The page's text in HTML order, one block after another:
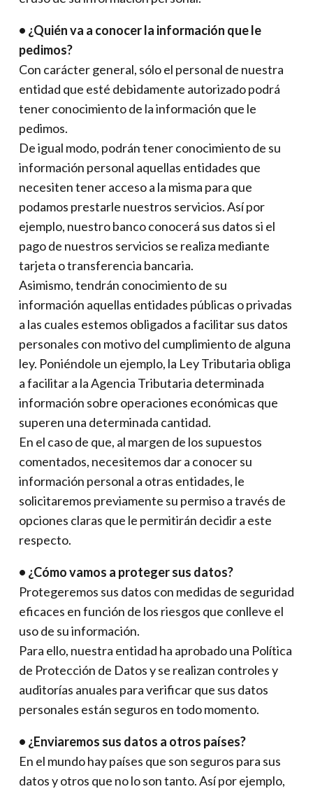
• ¿Quién va a conocer la información que le
pedimos?
Con carácter general, sólo el personal de nuestra
entidad que esté debidamente autorizado podrá
tener conocimiento de la información que le
pedimos.
De igual modo, podrán tener conocimiento de su
información personal aquellas entidades que
necesiten tener acceso a la misma para que
podamos prestarle nuestros servicios. Así por
ejemplo, nuestro banco conocerá sus datos si el
pago de nuestros servicios se realiza mediante
tarjeta o transferencia bancaria.
Asimismo, tendrán conocimiento de su
información aquellas entidades públicas o privadas
a las cuales estemos obligados a facilitar sus datos
personales con motivo del cumplimiento de alguna
ley. Poniéndole un ejemplo, la Ley Tributaria obliga
a facilitar a la Agencia Tributaria determinada
información sobre operaciones económicas que
superen una determinada cantidad.
En el caso de que, al margen de los supuestos
comentados, necesitemos dar a conocer su
información personal a otras entidades, le
solicitaremos previamente su permiso a través de
opciones claras que le permitirán decidir a este
respecto.
• ¿Cómo vamos a proteger sus datos?
Protegeremos sus datos con medidas de seguridad
eficaces en función de los riesgos que conlleve el
uso de su información.
Para ello, nuestra entidad ha aprobado una Política
de Protección de Datos y se realizan controles y
auditorías anuales para verificar que sus datos
personales están seguros en todo momento.
• ¿Enviaremos sus datos a otros países?
En el mundo hay países que son seguros para sus
datos y otros que no lo son tanto. Así por ejemplo,